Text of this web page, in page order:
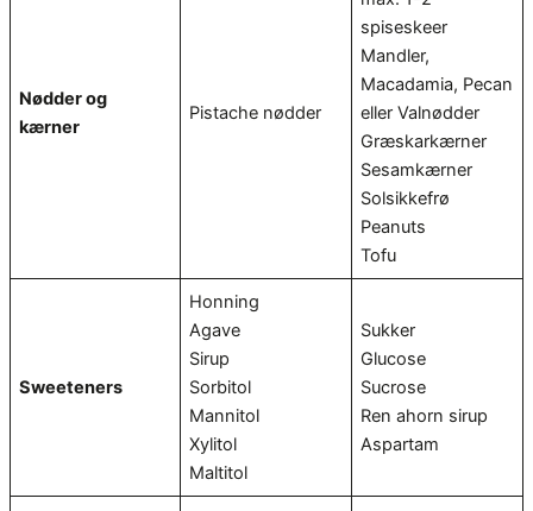
Nødder og
kærner
Pistache nødder
spiseskeer
Mandler,
Macadamia, Pecan
eller Valnødder
Græskarkærner
Sesamkærner
Solsikkefrø
Peanuts
Tofu
Sweeteners
Honning
Agave
Sirup
Sorbitol
Mannitol
Xylitol
Maltitol
Sukker
Glucose
Sucrose
Ren ahorn sirup
Aspartam